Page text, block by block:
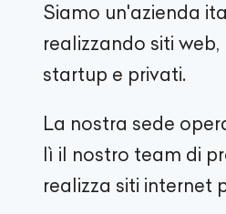
Siamo un'azienda
realizzando siti
startup e privati.
La nostra sede
lì il nostro team di
realizza siti internet